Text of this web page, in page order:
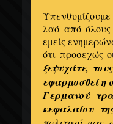
λαό από όλους
εμείς
ότι προσεχώς
ξεψυχάτε,
εφαρμοσθεί η
Γερμανού
κεφαλαίου